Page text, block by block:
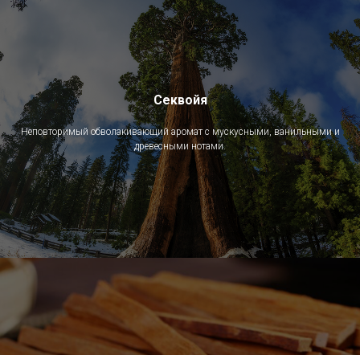
Секвойя
Неповторимый обволакивающий аромат с мускусными, ванильными и
древесными нотами.